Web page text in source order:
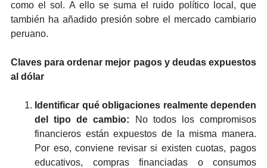
como el sol. A ello se suma el ruido político local, que
también ha añadido presión sobre el mercado cambiario
peruano.
Claves para ordenar mejor pagos y deudas expuestos
al dólar
Identificar qué obligaciones realmente dependen
del tipo de cambio: No todos los compromisos
financieros están expuestos de la misma manera.
Por eso, conviene revisar si existen cuotas, pagos
educativos, compras financiadas o consumos